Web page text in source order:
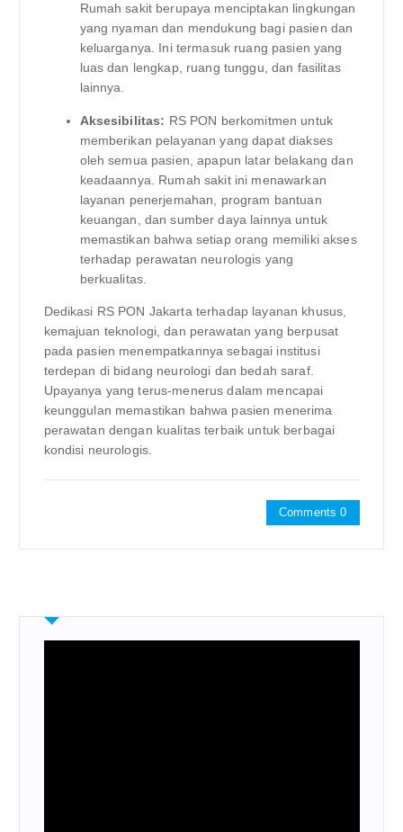
Rumah sakit berupaya menciptakan lingkungan
yang nyaman dan mendukung bagi pasien dan
keluarganya. Ini termasuk ruang pasien yang
luas dan lengkap, ruang tunggu, dan fasilitas
lainnya.
Aksesibilitas: RS PON berkomitmen untuk
memberikan pelayanan yang dapat diakses
oleh semua pasien, apapun latar belakang dan
keadaannya. Rumah sakit ini menawarkan
layanan penerjemahan, program bantuan
keuangan, dan sumber daya lainnya untuk
memastikan bahwa setiap orang memiliki akses
terhadap perawatan neurologis yang
berkualitas.
Dedikasi RS PON Jakarta terhadap layanan khusus,
kemajuan teknologi, dan perawatan yang berpusat
pada pasien menempatkannya sebagai institusi
terdepan di bidang neurologi dan bedah saraf.
Upayanya yang terus-menerus dalam mencapai
keunggulan memastikan bahwa pasien menerima
perawatan dengan kualitas terbaik untuk berbagai
kondisi neurologis.
Comments 0